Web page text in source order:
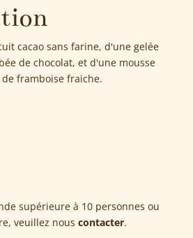
cacao sans farine, d'une gelée
de chocolat, et d'une mousse
framboise fraiche.
supérieure à 10 personnes ou
veuillez nous contacter.